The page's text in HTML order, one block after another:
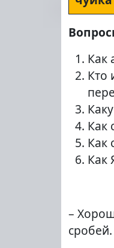
Как
Кто
Как
Как
Как
–